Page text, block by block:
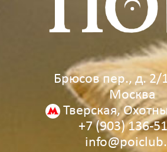
Брюсов пер., д. 2/
Москва
Тверская,
+7 (903)